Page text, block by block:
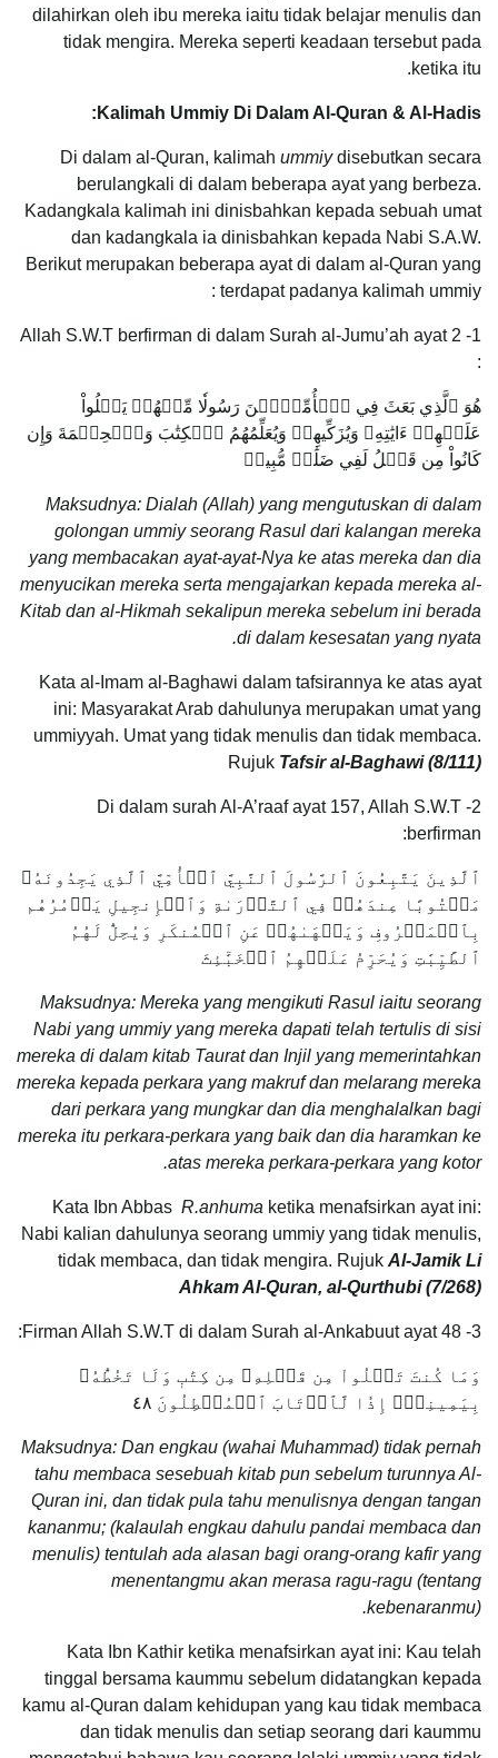
dilahirkan oleh ibu mereka iaitu tidak belajar menulis dan
tidak mengira. Mereka seperti keadaan tersebut pada
ketika itu.
Kalimah Ummiy Di Dalam Al-Quran & Al-Hadis:
Di dalam al-Quran, kalimah ummiydisebutkan secara
berulangkali di dalam beberapa ayat yang berbeza.
Kadangkala kalimah ini dinisbahkan kepada sebuah umat
dan kadangkala ia dinisbahkan kepada Nabi S.A.W.
Berikut merupakan beberapa ayat di dalam al-Quran yang
terdapat padanya kalimah ummiy :
1- Allah S.W.T berfirman di dalam Surah al-Jumu’ah ayat 2
:
هُوَ ٱلَّذِي بَعَثَ فِي ٱلۡأُمِّيِّ‍ۧنَ رَسُولٗا مِّنۡهُمۡ يَتۡلُواْ
عَلَيۡهِمۡ ءَايَٰتِهِۦ وَيُزَكِّيهِمۡ وَيُعَلِّمُهُمُ ٱلۡكِتَٰبَ وَٱلۡحِكۡمَةَ وَإِن
كَانُواْ مِن قَبۡلُ لَفِي ضَلَٰلٖ مُّبِينٖ
Maksudnya: Dialah (Allah) yang mengutuskan di dalam
golongan ummiy seorang Rasul dari kalangan mereka
yang membacakan ayat-ayat-Nya ke atas mereka dan dia
menyucikan mereka serta mengajarkan kepada mereka al-
Kitab dan al-Hikmah sekalipun mereka sebelum ini berada
di dalam kesesatan yang nyata.
Kata al-Imam al-Baghawi dalam tafsirannya ke atas ayat
ini: Masyarakat Arab dahulunya merupakan umat yang
ummiyyah. Umat yang tidak menulis dan tidak membaca.
Rujuk Tafsir al-Baghawi (8/111)
2- Di dalam surah Al-A’raaf ayat 157, Allah S.W.T
berfirman:
ٱلَّذِينَ يَتَّبِعُونَ ٱلرَّسُولَ ٱلنَّبِيَّ ٱلۡأُمِّيَّ ٱلَّذِي يَجِدُونَهُۥ
مَكۡتُوبًا عِندَهُمۡ فِي ٱلتَّوۡرَىٰةِ وَٱلۡإِنجِيلِ يَأۡمُرُهُم
بِٱلۡمَعۡرُوفِ وَيَنۡهَىٰهُمۡ عَنِ ٱلۡمُنكَرِ وَيُحِلُّ لَهُمُ
ٱلطَّيِّبَٰتِ وَيُحَرِّمُ عَلَيۡهِمُ ٱلۡخَبَٰٓئِثَ
Maksudnya: Mereka yang mengikuti Rasul iaitu seorang
Nabi yang ummiy yang mereka dapati telah tertulis di sisi
mereka di dalam kitab Taurat dan Injil yang memerintahkan
mereka kepada perkara yang makruf dan melarang mereka
dari perkara yang mungkar dan dia menghalalkan bagi
mereka itu perkara-perkara yang baik dan dia haramkan ke
atas mereka perkara-perkara yang kotor.
Kata Ibn Abbas R.anhuma ketika menafsirkan ayat ini:
Nabi kalian dahulunya seorang ummiy yang tidak menulis,
tidak membaca, dan tidak mengira. Rujuk Al-Jamik Li
Ahkam Al-Quran, al-Qurthubi (7/268)
3- Firman Allah S.W.T di dalam Surah al-Ankabuut ayat 48:
وَمَا كُنتَ تَتۡلُواْ مِن قَبۡلِهِۦ مِن كِتَٰبٖ وَلَا تَخُطُّهُۥ
بِيَمِينِكَۖ إِذٗا لَّٱرۡتَابَ ٱلۡمُبۡطِلُونَ ٤٨
Maksudnya: Dan engkau (wahai Muhammad) tidak pernah
tahu membaca sesebuah kitab pun sebelum turunnya Al-
Quran ini, dan tidak pula tahu menulisnya dengan tangan
kananmu; (kalaulah engkau dahulu pandai membaca dan
menulis) tentulah ada alasan bagi orang-orang kafir yang
menentangmu akan merasa ragu-ragu (tentang
kebenaranmu).
Kata Ibn Kathir ketika menafsirkan ayat ini: Kau telah
tinggal bersama kaummu sebelum didatangkan kepada
kamu al-Quran dalam kehidupan yang kau tidak membaca
dan tidak menulis dan setiap seorang dari kaummu